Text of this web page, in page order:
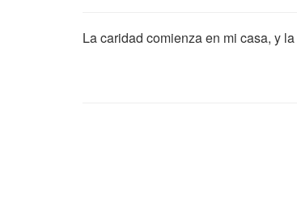
La caridad comienza en mi casa, y